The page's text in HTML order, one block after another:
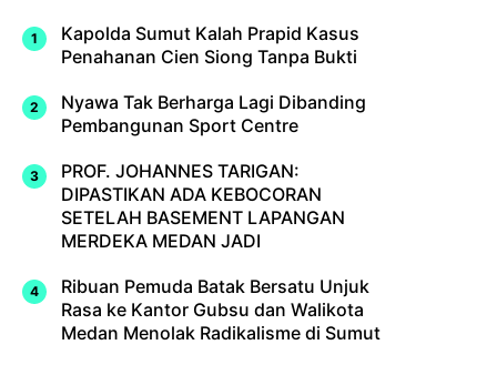
Kapolda Sumut Kalah Prapid Kasus
Penahanan Cien Siong Tanpa Bukti
Nyawa Tak Berharga Lagi Dibanding
Pembangunan Sport Centre
PROF. JOHANNES TARIGAN:
DIPASTIKAN ADA KEBOCORAN
SETELAH BASEMENT LAPANGAN
MERDEKA MEDAN JADI
Ribuan Pemuda Batak Bersatu Unjuk
Rasa ke Kantor Gubsu dan Walikota
Medan Menolak Radikalisme di Sumut